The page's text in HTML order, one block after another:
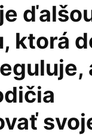
ktorá